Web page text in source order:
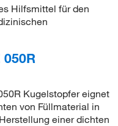
Hilfsmittel für den
Kugelstopfer eignet
von Füllmaterial in
einer dichten